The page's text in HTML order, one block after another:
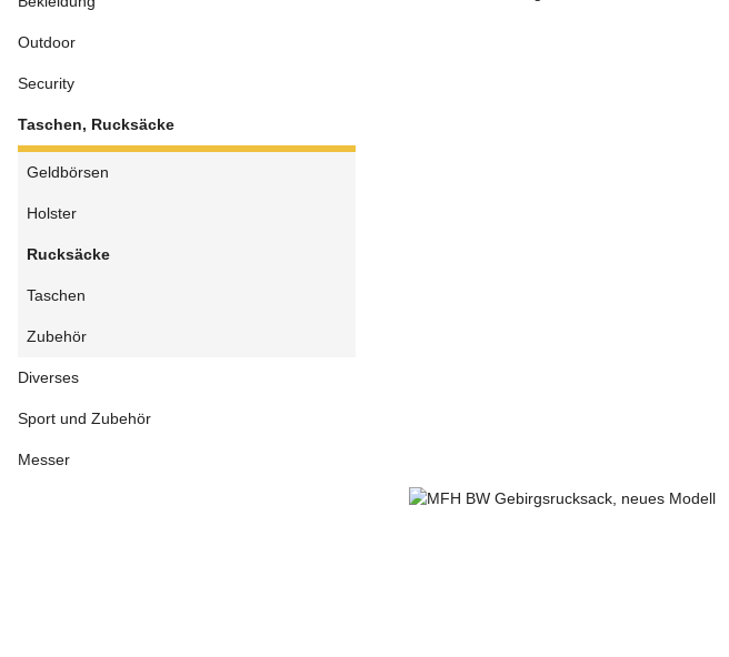
Outdoor
Security
Taschen, Rucksäcke
Geldbörsen
Holster
Rucksäcke
Taschen
Zubehör
Diverses
Sport und Zubehör
Messer